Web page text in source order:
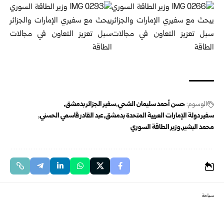
الوسوم:حسن أحمد سليمان الشحي سفير الجزائر بدمشق
سفير دولة الإمارات العربية المتحدة بدمشق عبد القادر قاسمي الحسني
محمد البشير وزير الطاقة السوري
سياحة